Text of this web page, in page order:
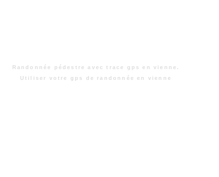
Randonnée pédestre avec trace gps en vienne.
Utiliser votre gps de randonnée en vienne